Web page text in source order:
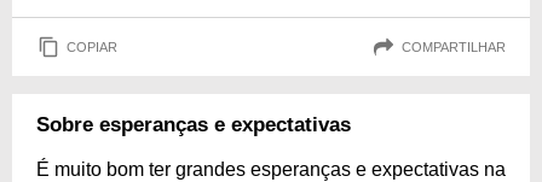
COPIAR COMPARTILHAR
Sobre esperanças e expectativas
É muito bom ter grandes esperanças e expectativas na